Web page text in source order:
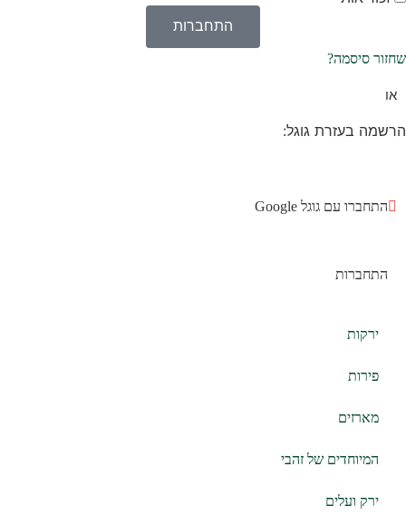
התחברות
שחזור סיסמה?
או
הרשמה בעזרת גוגל:
התחברו עם גוגל Google
התחברות
ירקות
פירות
מארזים
המיוחדים של זהבי
ירק ועלים